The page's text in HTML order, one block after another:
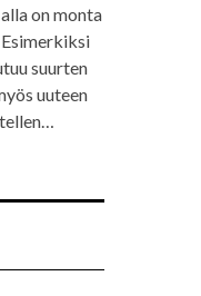
on monta
suurten
uuteen